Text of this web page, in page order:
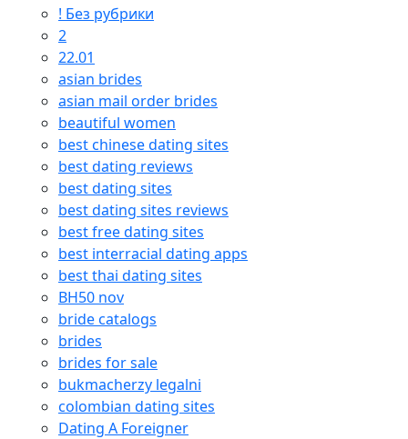
! Без рубрики
2
22.01
asian brides
asian mail order brides
beautiful women
best chinese dating sites
best dating reviews
best dating sites
best dating sites reviews
best free dating sites
best interracial dating apps
best thai dating sites
BH50 nov
bride catalogs
brides
brides for sale
bukmacherzy legalni
colombian dating sites
Dating A Foreigner